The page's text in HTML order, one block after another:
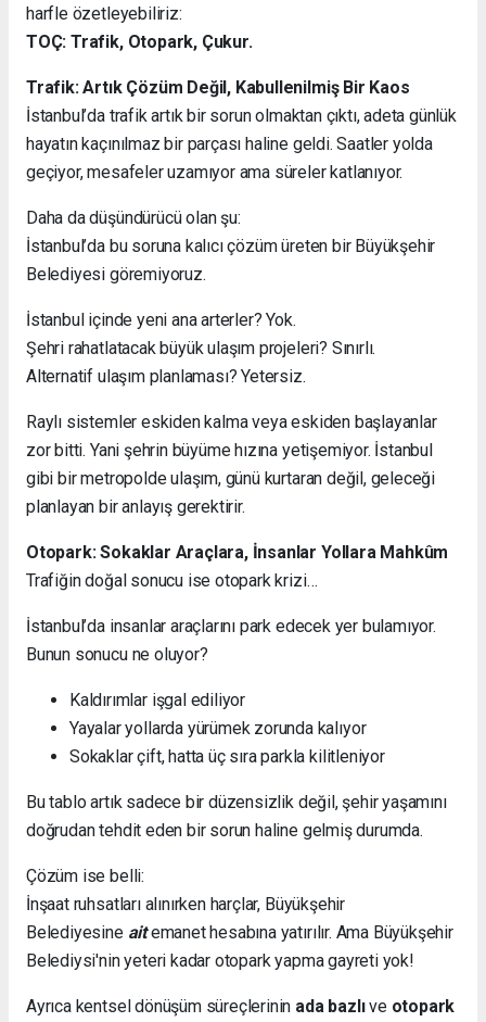
harfle özetleyebiliriz:
TOÇ: Trafik, Otopark, Çukur.
Trafik: Artık Çözüm Değil, Kabullenilmiş Bir Kaos
İstanbul’da trafik artık bir sorun olmaktan çıktı, adeta günlük
hayatın kaçınılmaz bir parçası haline geldi. Saatler yolda
geçiyor, mesafeler uzamıyor ama süreler katlanıyor.
Daha da düşündürücü olan şu:
İstanbul’da bu soruna kalıcı çözüm üreten bir Büyükşehir
Belediyesi göremiyoruz.
İstanbul içinde yeni ana arterler? Yok.
Şehri rahatlatacak büyük ulaşım projeleri? Sınırlı.
Alternatif ulaşım planlaması? Yetersiz.
Raylı sistemler eskiden kalma veya eskiden başlayanlar
zor bitti. Yani şehrin büyüme hızına yetişemiyor. İstanbul
gibi bir metropolde ulaşım, günü kurtaran değil, geleceği
planlayan bir anlayış gerektirir.
Otopark: Sokaklar Araçlara, İnsanlar Yollara Mahkûm
Trafiğin doğal sonucu ise otopark krizi…
İstanbul’da insanlar araçlarını park edecek yer bulamıyor.
Bunun sonucu ne oluyor?
Kaldırımlar işgal ediliyor
Yayalar yollarda yürümek zorunda kalıyor
Sokaklar çift, hatta üç sıra parkla kilitleniyor
Bu tablo artık sadece bir düzensizlik değil, şehir yaşamını
doğrudan tehdit eden bir sorun haline gelmiş durumda.
Çözüm ise belli:
İnşaat ruhsatları alınırken harçlar, Büyükşehir
Belediyesine aitemanet hesabına yatırılır. Ama Büyükşehir
Belediysi'nin yeteri kadar otopark yapma gayreti yok!
Ayrıca kentsel dönüşüm süreçlerinin ada bazlıve otopark